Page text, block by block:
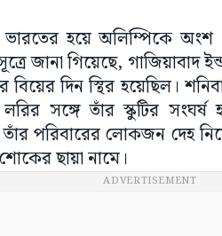
ভারতের হয়ে অলিম্পিকে
জানা গিয়েছে, গাজিয়াবাদ
বিয়ের দিন স্থির হয়েছিল।
সঙ্গে তাঁর স্কুটির সংঘর্ষ
পরিবারের লোকজন দেহ
ছায়া নামে।
ADVERTISEMENT